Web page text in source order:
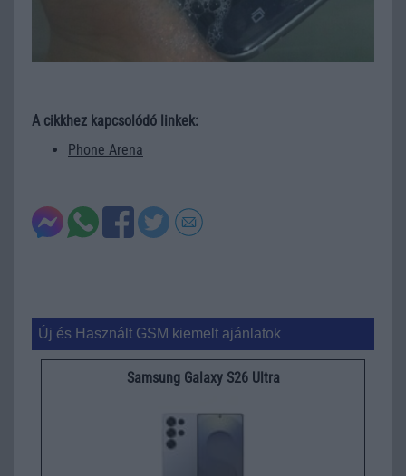
A cikkhez kapcsolódó linkek:
Phone Arena
Új és Használt GSM kiemelt ajánlatok
Samsung Galaxy S26 Ultra